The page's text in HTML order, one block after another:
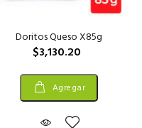
Doritos Queso X85g
$3,130.20
Agregar